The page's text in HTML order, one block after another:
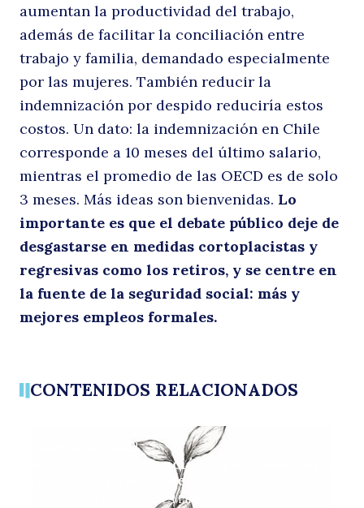
aumentan la productividad del trabajo,
además de facilitar la conciliación entre
trabajo y familia, demandado especialmente
por las mujeres. También reducir la
indemnización por despido reduciría estos
costos. Un dato: la indemnización en Chile
corresponde a 10 meses del último salario,
mientras el promedio de las OECD es de solo
3 meses. Más ideas son bienvenidas. Lo
importante es que el debate público deje de
desgastarse en medidas cortoplacistas y
regresivas como los retiros, y se centre en
la fuente de la seguridad social: más y
mejores empleos formales.
CONTENIDOS RELACIONADOS
COLUMNAS DE OPINIÓN
Reformas en educación: apostemos por
quienes lo hacen bien
Por: María Turner y José Manuel Astorga